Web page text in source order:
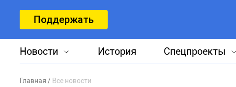
Поддержать
Новости История Спецпроекты
Главная Все новости